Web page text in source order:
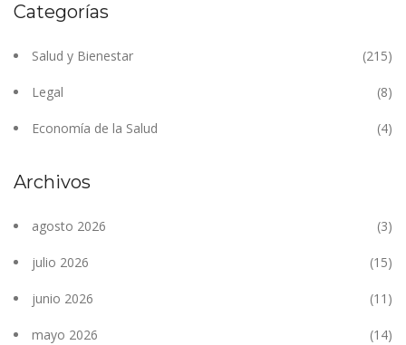
Categorías
Salud y Bienestar (215)
Legal (8)
Economía de la Salud (4)
Archivos
agosto 2026 (3)
julio 2026 (15)
junio 2026 (11)
mayo 2026 (14)